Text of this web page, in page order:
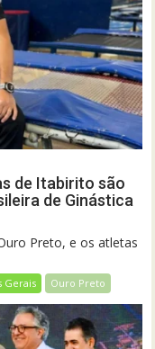
de Itabirito são
de Ginástica
Preto, e os atletas
Gerais Ouro Preto